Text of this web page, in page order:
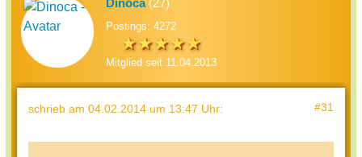
Dinoca(27)
Postings: 4272
Mitglied seit 11.04.2013
schrieb am 04.02.2014 um 13:47 Uhr: #31